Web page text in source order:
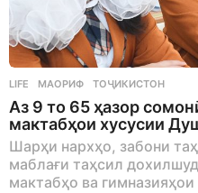
LIFE МАОРИФ ,ТОҶИКИСТОН
Аз 9 то 65 ҳазор
мактабҳои хусусии
Шарҳи нархҳо, забони
маблағи таҳсил
мактабҳо ва гимназияҳои